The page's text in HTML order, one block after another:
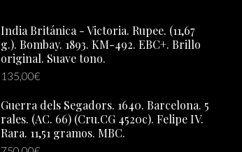
India Británica - Victoria. Rupee. (11,67
g.). Bombay. 1893. KM-492. EBC+. Brillo
original. Suave tono.
135,00€
Guerra dels Segadors. 1640. Barcelona. 5
rales. (AC. 66) (Cru.CG 4520c). Felipe IV.
Rara. 11,51 gramos. MBC.